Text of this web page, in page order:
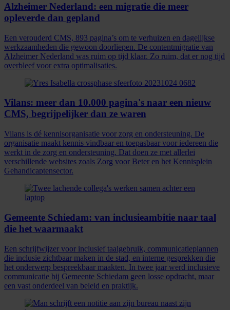
Alzheimer Nederland: een migratie die meer
opleverde dan gepland
Een verouderd CMS, 893 pagina’s om te verhuizen en dagelijkse
werkzaamheden die gewoon doorliepen. De contentmigratie van
Alzheimer Nederland was ruim op tijd klaar. Zo ruim, dat er nog tijd
overbleef voor extra optimalisaties.
Vilans: meer dan 10.000 pagina's naar een nieuw
CMS, begrijpelijker dan ze waren
Vilans is dé kennisorganisatie voor zorg en ondersteuning. De
organisatie maakt kennis vindbaar en toepasbaar voor iedereen die
werkt in de zorg en ondersteuning. Dat doen ze met allerlei
verschillende websites zoals Zorg voor Beter en het Kennisplein
Gehandicaptensector.
Gemeente Schiedam: van inclusieambitie naar taal
die het waarmaakt
Een schrijfwijzer voor inclusief taalgebruik, communicatieplannen
die inclusie zichtbaar maken in de stad, en interne gesprekken die
het onderwerp bespreekbaar maakten. In twee jaar werd inclusieve
communicatie bij Gemeente Schiedam geen losse opdracht, maar
een vast onderdeel van beleid en praktijk.